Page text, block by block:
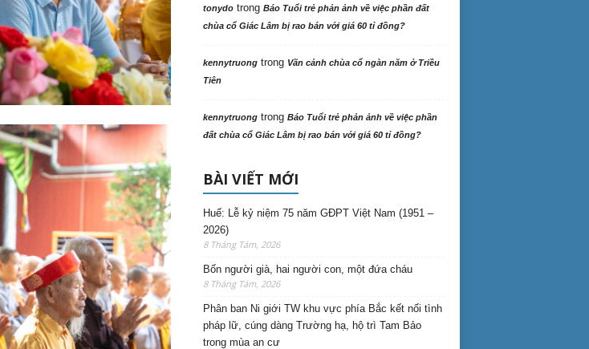
tonydotrong Báo Tuổi trẻ phản ảnh về việc phần đất
chùa cổ Giác Lâm bị rao bán với giá 60 tỉ đồng?
kennytruongtrong Vãn cảnh chùa cổ ngàn năm ở Triều
Tiên
kennytruongtrong Báo Tuổi trẻ phản ảnh về việc phần
đất chùa cổ Giác Lâm bị rao bán với giá 60 tỉ đồng?
BÀI VIẾT MỚI
Huế: Lễ kỷ niệm 75 năm GĐPT Việt Nam (1951 –
2026)
8 Tháng Tám, 2026
Bốn người già, hai người con, một đứa cháu
8 Tháng Tám, 2026
Phân ban Ni giới TW khu vực phía Bắc kết nối tình
pháp lữ, cúng dàng Trường hạ, hộ trì Tam Bảo
trong mùa an cư